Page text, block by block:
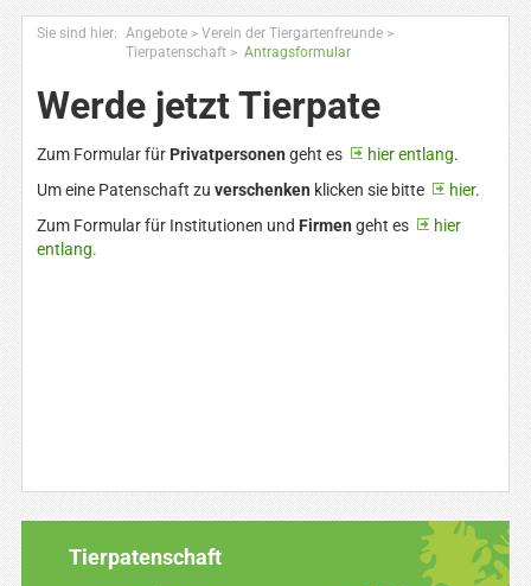
Entdecken
Zoowissen & Co
Angebote
Sie sind hier: Angebote> Verein der Tiergartenfreunde>
Tierpatenschaft> Antragsformular
Werde jetzt Tierpate
Zum Formular für Privatpersonen geht es hier entlang.
Um eine Patenschaft zu verschenken klicken sie bitte hier.
Zum Formular für Institutionen und Firmen geht es
hier
entlang.
Tierpatenschaft